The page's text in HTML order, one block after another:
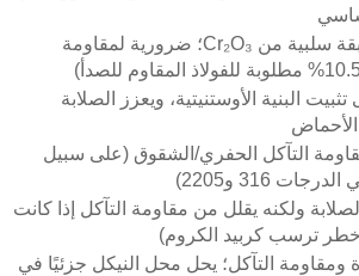
يشكل طبقة سلبية من Cr₂O₃؛ ضرورية لمقاومة
البنية الأوستنيتية، ويعزز الصلابة
التآكل الحفري/الشقوق (على سبيل
316 و2205)
ولكنه يقلل من مقاومة التآكل إذا كانت
ترسب كربيد الكروم)
ومقاومة التآكل؛ يحل محل النيكل جزئيًا في